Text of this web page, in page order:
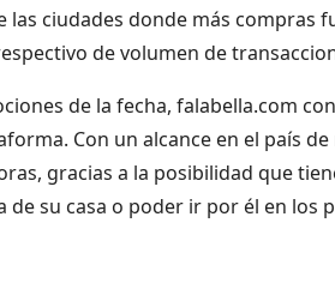
las ciudades donde más compras
de volumen de
de la fecha, falabella.com
Con un alcance en el país
gracias a la posibilidad que
su casa o poder ir por él en los